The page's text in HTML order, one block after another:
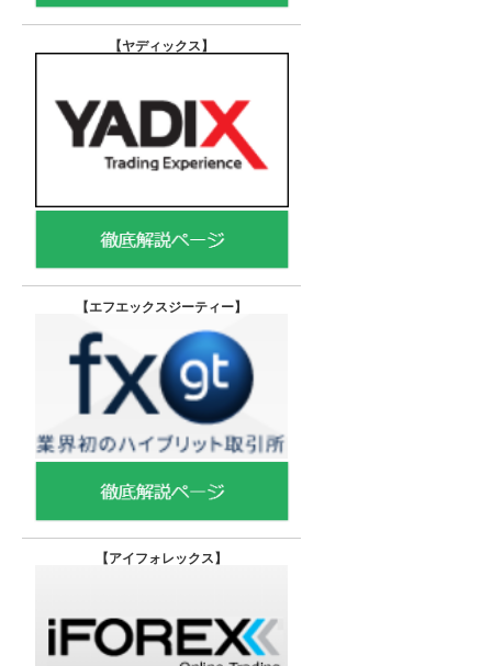
【ヤディックス 】
【エフエックスジーティー】
【アイフォレックス】